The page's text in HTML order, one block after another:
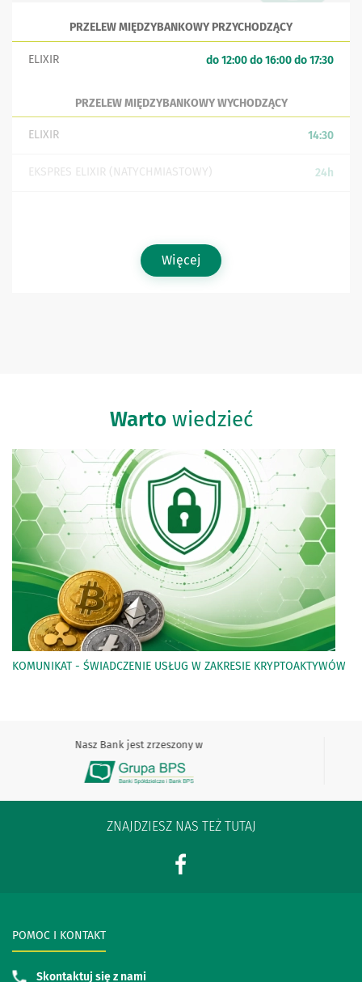
PRZELEW MIĘDZYBANKOWY PRZYCHODZĄCY
ELIXIR do 12:00 do 16:00 do 17:30
PRZELEW MIĘDZYBANKOWY WYCHODZĄCY
ELIXIR 14:30
EKSPRES ELIXIR (NATYCHMIASTOWY) 24h
Więcej
Wartowiedzieć
KOMUNIKAT - ŚWIADCZENIE USŁUG W ZAKRESIE KRYPTOAKTYWÓW
Nasz Bank jest zrzeszony w
ZNAJDZIESZ NAS TEŻ TUTAJ
POMOC I KONTAKT
Skontaktuj się z nami